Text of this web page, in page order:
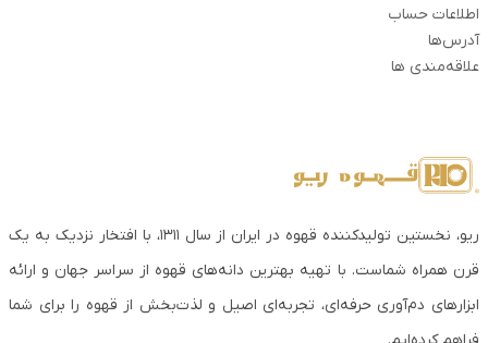
اطلاعات حساب
آدرس‌ها
علاقه‌مندی ها
ریو، نخستین تولیدکننده قهوه در ایران از سال ۱۳۱۱، با افتخار نزدیک به یک
قرن همراه شماست. با تهیه بهترین دانه‌های قهوه از سراسر جهان و ارائه
ابزارهای دم‌آوری حرفه‌ای، تجربه‌ای اصیل و لذت‌بخش از قهوه را برای شما